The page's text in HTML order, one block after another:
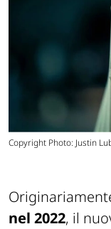
Copyright Photo: Justin
nel 2022, il